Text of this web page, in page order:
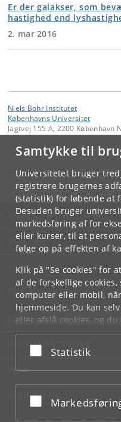
Samtykke til
Universitetet bruger
registrere brugernes
(statistik) for løbende at
Desuden bruger
markedsføring af for
eller kurser, til at
følge op på effekten af
Klik på "Se cookies" for
af de forskellige
computer eller mobil,
hjemmeside. Du kan
eller afslå cookies, og
underCookie- og
bunden af hver side.
Acceptér eller
Statistik
Acceptér eller
Er der galakser, som
hastighed end
2. mar 2016
Niels Bohr Institutet
Københavns Universitet
Jagtvej 155 A, 2200 København
Kontakt:
Peter Laursen
spoerg.om.fysik@ nbi.ku.dk
KØBENHAVNS
KONTAKT
SERVICES
FOR STUDERENDE OG
JOB OG KARRIERE
NØDSITUATIONER
WEB
MØD KU PÅ